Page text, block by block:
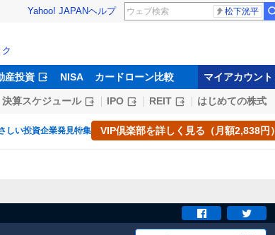
Yahoo! JAPANヘルプ 松下洸平
産投資 NISA カードローン比較 マイアカウント
決算スケジュール IPO REIT はじめての株式
しい投資企業発見特集 VIP倶楽部を詳しく見る（月額2,838円）